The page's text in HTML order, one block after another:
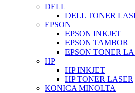
DELL
DELL TONER
EPSON
EPSON INKJET
EPSON TAMBOR
EPSON TONER
HP
HP INKJET
HP TONER LASER
KONICA MINOLTA